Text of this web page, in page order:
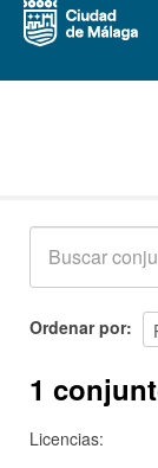
Acerca de
Ordenar por
1
Licencias: